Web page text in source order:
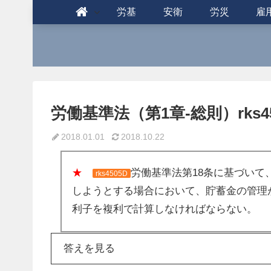
労基 安衛 労災 雇
労働基準法（第1章-総則）
2018.01.01 2018.10.22
★ rks4505D 労働基準法第18条に基づいて
しようとする場合において、貯蓄金の管
利子を複利で計算しなければならない。
答えを見る